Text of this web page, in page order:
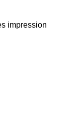
impression